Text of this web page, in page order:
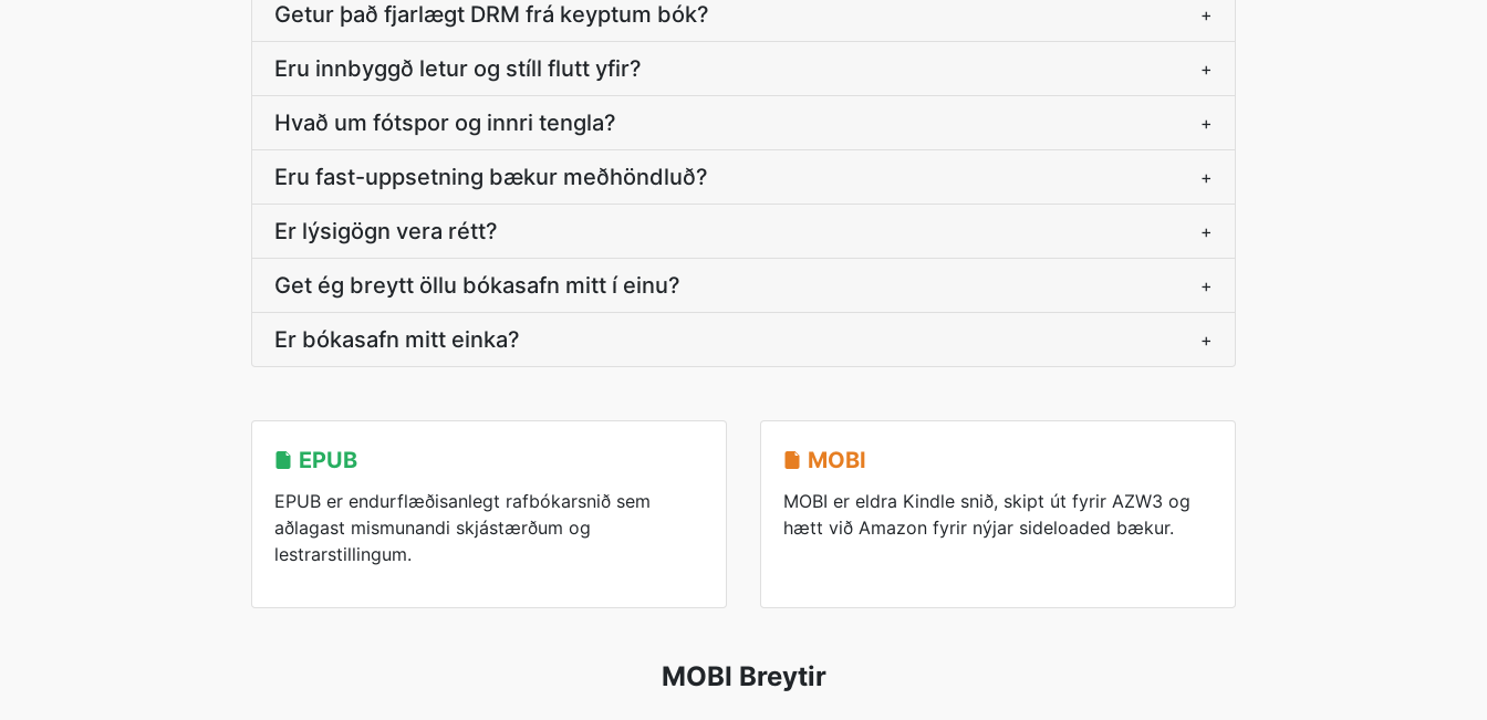
Getur það fjarlægt DRM frá keyptum bók? +
Eru innbyggð letur og stíll flutt yfir? +
Hvað um fótspor og innri tengla? +
Eru fast-uppsetning bækur meðhöndluð? +
Er lýsigögn vera rétt? +
Get ég breytt öllu bókasafn mitt í einu? +
Er bókasafn mitt einka? +
EPUB
EPUB er endurflæðisanlegt rafbókarsnið sem
aðlagast mismunandi skjástærðum og
lestrarstillingum.
MOBI
MOBI er eldra Kindle snið, skipt út fyrir AZW3 og
hætt við Amazon fyrir nýjar sideloaded bækur.
MOBI Breytir